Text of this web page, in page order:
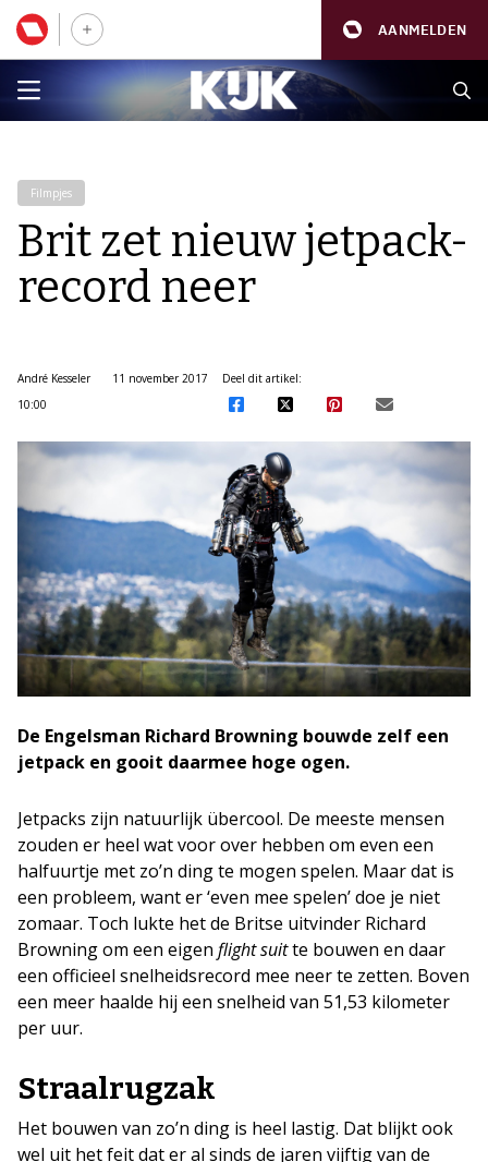
AANMELDEN
Filmpjes
Brit zet nieuw jetpack-
record neer
André Kesseler
11 november 2017
10:00
Deel dit artikel:
De Engelsman Richard Browning bouwde zelf een
jetpack en gooit daarmee hoge ogen.
Jetpacks zijn natuurlijk übercool. De meeste mensen
zouden er heel wat voor over hebben om even een
halfuurtje met zo’n ding te mogen spelen. Maar dat is
een probleem, want er ‘even mee spelen’ doe je niet
zomaar. Toch lukte het de Britse uitvinder Richard
Browning om een eigen flight suitte bouwen en daar
een officieel snelheidsrecord mee neer te zetten. Boven
een meer haalde hij een snelheid van 51,53 kilometer
per uur.
Straalrugzak
Het bouwen van zo’n ding is heel lastig. Dat blijkt ook
wel uit het feit dat er al sinds de jaren vijftig van de